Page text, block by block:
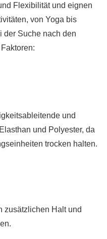
Flexibilität und eignen
von Yoga bis
der Suche nach den
und
und Polyester, da
trocken halten.
zusätzlichen Halt und